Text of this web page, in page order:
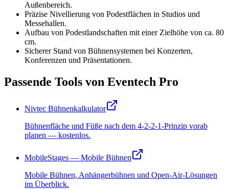
Außenbereich.
Präzise Nivellierung von Podestflächen in Studios und
Messehallen.
Aufbau von Podestlandschaften mit einer Zielhöhe von ca. 80
cm.
Sicherer Stand von Bühnensystemen bei Konzerten,
Konferenzen und Präsentationen.
Passende Tools von Eventech Pro
Nivtec Bühnenkalkulator
Bühnenfläche und Füße nach dem 4-2-2-1-Prinzip vorab
planen — kostenlos.
MobileStages — Mobile Bühnen
Mobile Bühnen, Anhängerbühnen und Open-Air-Lösungen
im Überblick.